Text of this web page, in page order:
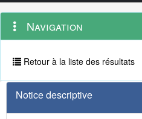
Navigation
outils
Menu
contextuel
Navigation
Retour à la liste des résultats
Notice descriptive